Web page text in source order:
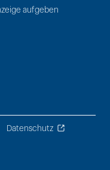
aufgeben
Datenschutz